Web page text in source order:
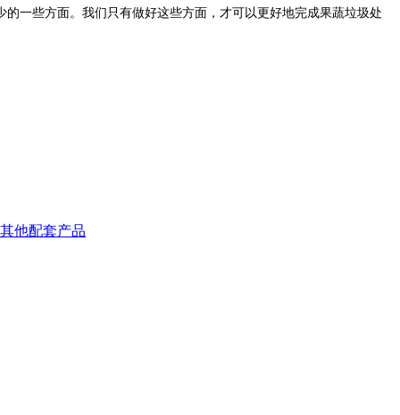
一些方面。我们只有做好这些方面，才可以更好地完成果蔬垃圾处
其他配套产品